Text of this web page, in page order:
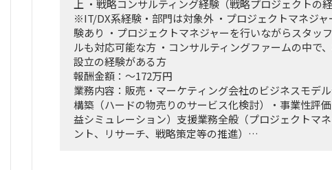
上 ・戦略コンサルティング経験（戦略プロジェクトの経
※IT/DX系経験・部門は対象外 ・プロジェクトマネジャ
験あり ・プロジェクトマネジャーを行いながらスタッ
ルも対応可能な方 ・コンサルティングファームの中で
設立の経験がある方
報酬金額：～172万円
業務内容：販売・マーケティング会社のビジネスモデ
構築（ハードの物売りのサービス化検討）・事業性評
益シミュレーション）支援業務全般（プロジェクトマ
ント、リサーチ、戦略策定等の推進）